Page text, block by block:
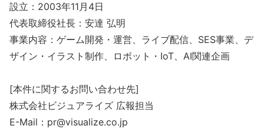
設立：2003年11月4日
代表取締役社長：安達 弘明
事業内容：ゲーム開発・運営、ライブ配信、SES事業、デ
ザイン・イラスト制作、ロボット・IoT、AI関連企画
[本件に関するお問い合わせ先]
株式会社ビジュアライズ 広報担当
E-Mail：pr@visualize.co.jp